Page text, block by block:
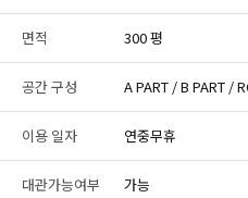
면적 300 평
공간 구성 A PART / B PART /
이용 일자 연중무휴
대관가능여부 가능